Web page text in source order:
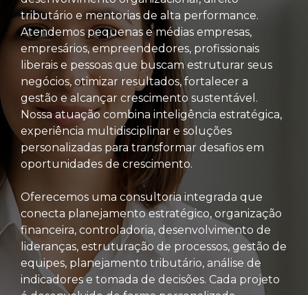
tributário e mentorias de alta performance.
Atendemos pequenas e médias empresas,
empresários, empreendedores, profissionais
liberais e pessoas que buscam estruturar seus
negócios, otimizar resultados, fortalecer a
gestão e alcançar crescimento sustentável.
Nossa atuação combina inteligência estratégica,
experiência multidisciplinar e soluções
personalizadas para transformar desafios em
oportunidades de crescimento.
Oferecemos uma consultoria integrada que
conecta planejamento estratégico, organização
financeira, controladoria, desenvolvimento de
lideranças, estruturação de processos, gestão de
equipes, planejamento tributário, análise de
indicadores e tomada de decisões. Cada projeto